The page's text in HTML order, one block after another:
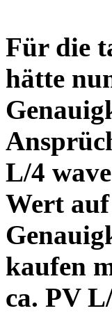
Für die
hätte
L/4
Wert
kaufen
ca. PV